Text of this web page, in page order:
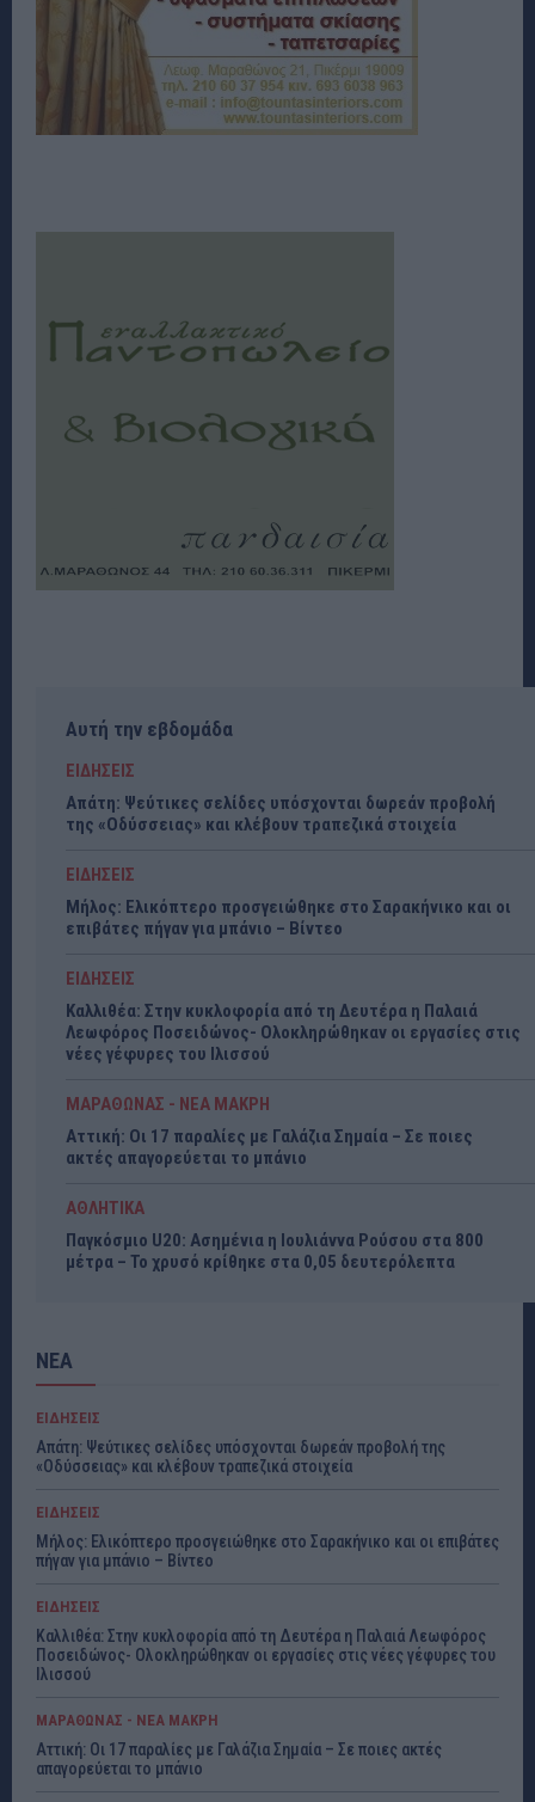
Αυτή την εβδομάδα
ΕΙΔΗΣΕΙΣ
Απάτη: Ψεύτικες σελίδες υπόσχονται δωρεάν προβολή
της «Οδύσσειας» και κλέβουν τραπεζικά στοιχεία
ΕΙΔΗΣΕΙΣ
Μήλος: Ελικόπτερο προσγειώθηκε στο Σαρακήνικο και οι
επιβάτες πήγαν για μπάνιο – Βίντεο
ΕΙΔΗΣΕΙΣ
Καλλιθέα: Στην κυκλοφορία από τη Δευτέρα η Παλαιά
Λεωφόρος Ποσειδώνος- Ολοκληρώθηκαν οι εργασίες στις
νέες γέφυρες του Ιλισσού
ΜΑΡΑΘΩΝΑΣ - ΝΕΑ ΜΑΚΡΗ
Αττική: Οι 17 παραλίες με Γαλάζια Σημαία – Σε ποιες
ακτές απαγορεύεται το μπάνιο
ΑΘΛΗΤΙΚΑ
Παγκόσμιο U20: Ασημένια η Ιουλιάννα Ρούσου στα 800
μέτρα – Το χρυσό κρίθηκε στα 0,05 δευτερόλεπτα
ΝΕΑ
ΕΙΔΗΣΕΙΣ
Απάτη: Ψεύτικες σελίδες υπόσχονται δωρεάν προβολή της
«Οδύσσειας» και κλέβουν τραπεζικά στοιχεία
ΕΙΔΗΣΕΙΣ
Μήλος: Ελικόπτερο προσγειώθηκε στο Σαρακήνικο και οι επιβάτες
πήγαν για μπάνιο – Βίντεο
ΕΙΔΗΣΕΙΣ
Καλλιθέα: Στην κυκλοφορία από τη Δευτέρα η Παλαιά Λεωφόρος
Ποσειδώνος- Ολοκληρώθηκαν οι εργασίες στις νέες γέφυρες του
Ιλισσού
ΜΑΡΑΘΩΝΑΣ - ΝΕΑ ΜΑΚΡΗ
Αττική: Οι 17 παραλίες με Γαλάζια Σημαία – Σε ποιες ακτές
απαγορεύεται το μπάνιο